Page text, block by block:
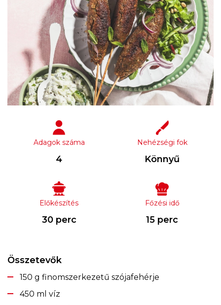
Adagok száma
4
Nehézségi fok
Könnyű
Előkészítés
30 perc
Főzési idő
15 perc
Összetevők
150 g finomszerkezetű szójafehérje
450 ml víz